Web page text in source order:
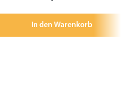
In den Warenkorb